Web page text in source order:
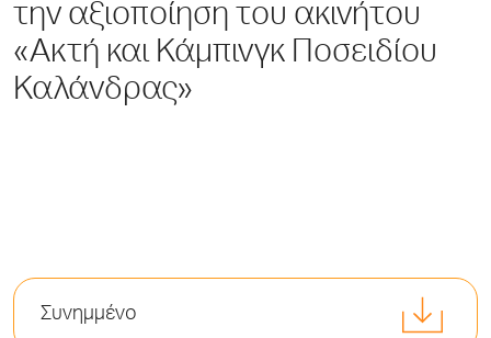
την αξιοποίηση του ακινήτου
«Ακτή και Κάμπινγκ Ποσειδίου
Καλάνδρας»
Συνημμένο